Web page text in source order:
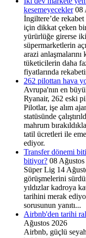
kesemeyecekler 08
İngiltere’de
için dikkat çeken
yürürlüğe girerse iki
süpermarketlerin
arazi
tüketicilerin daha
fiyatlarında
262 pilottan hava
Avrupa'nın en
Ryanair, 262 eski
Pilotlar, işe alım
statüsünde
mahrum
tatil ücretleri ile
ediyor.
Transfer dönemi
bitiyor? 08
Süper Lig 14
görüşmelerini
yıldızlar kadroya
tarihini merak
sorusunun yanıtı...
Airbnb'den tarihi
Ağustos 2026
Airbnb, güçlü